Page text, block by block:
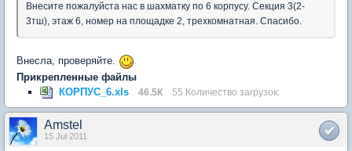
Внесите пожалуйста нас в шахматку по 6 корпусу. Секция 3(2-
3тш), этаж 6, номер на площадке 2, трехкомнатная. Спасибо.
Внесла, проверяйте.
Прикрепленные файлы
КОРПУС_6.xls
46.5К 55 Количество загрузок:
Amstel
15 Jul 2011